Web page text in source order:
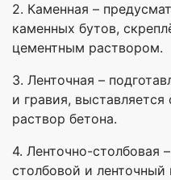
2. Каменная –
каменных бутов,
цементным раствором.
3. Ленточная –
и гравия, выставляется
раствор бетона.
4. Ленточно-столбовая
столбовой и